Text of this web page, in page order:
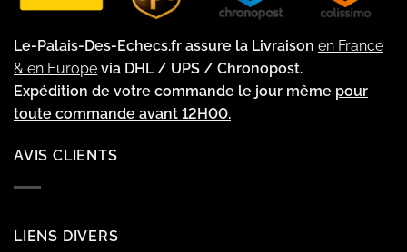
Le-Palais-Des-Echecs.fr assure la Livraison en France
& en Europe via DHL / UPS / Chronopost.
Expédition de votre commande le jour même pour
toute commande avant 12H00.
AVIS CLIENTS
LIENS DIVERS